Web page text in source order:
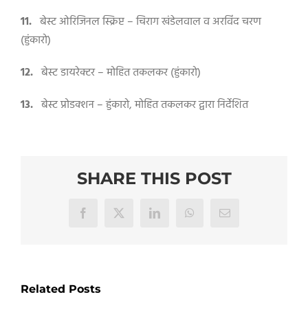
11. बेस्ट ओरिजिनल स्क्रिप्ट–चिराग खंडेलवाल व अरविंद चरण
(हुंकारो)
12. बेस्ट डायरेक्टर – मोहित तकलकर (हुंकारो)
13. बेस्ट प्रोडक्शन–हुंकारो,मोहित तकलकर द्वारा निर्देशित
SHARE THIS POST
Facebook
X LinkedInWhatsAppEmail
Related Posts